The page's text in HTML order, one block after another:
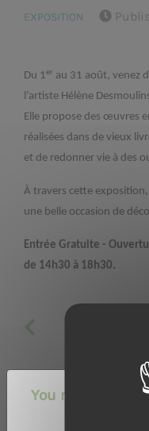
You must be of
EXPOSITION
Du 1er au 31 août, venez
l’artiste Hélène
Elle propose des œuvres
réalisées dans de vieux
et de redonner vie à des
À travers cette
une belle occasion de
Entrée Gratuite -
de 14h30 à 18h30.